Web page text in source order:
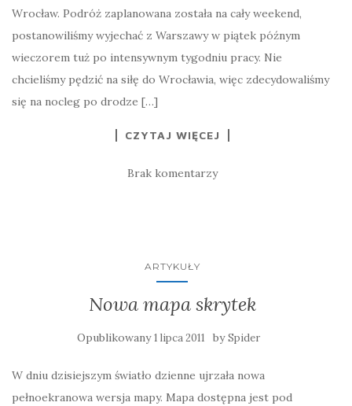
Wrocław. Podróż zaplanowana została na cały weekend,
postanowiliśmy wyjechać z Warszawy w piątek późnym
wieczorem tuż po intensywnym tygodniu pracy. Nie
chcieliśmy pędzić na siłę do Wrocławia, więc zdecydowaliśmy
się na nocleg po drodze […]
CZYTAJ WIĘCEJ
Brak komentarzy
ARTYKUŁY
Nowa mapa skrytek
Opublikowany1 lipca 2011 bySpider
W dniu dzisiejszym światło dzienne ujrzała nowa
pełnoekranowa wersja mapy. Mapa dostępna jest pod